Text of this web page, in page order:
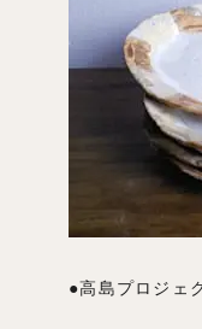
●高島プロジェ